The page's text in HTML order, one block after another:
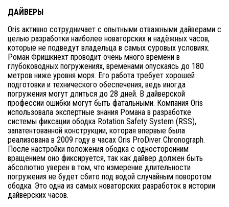
ДАЙВЕРЫ
Oris активно сотрудничает с опытными отважными дайверами с
целью разработки наиболее новаторских и надёжных часов,
которые не подведут владельца в самых суровых условиях.
Роман Фришкнехт проводит очень много времени в
глубоководных погружениях, временами опускаясь до 180
метров ниже уровня моря. Его работа требует хорошей
подготовки и технического обеспечения, ведь иногда
погружения могут длиться до 28 дней. В дайверской
профессии ошибки могут быть фатальными. Компания Oris
использовала экспертные знания Романа в разработке
системы фиксации ободка Rotation Safety System (RSS),
запатентованной конструкции, которая впервые была
реализована в 2009 году в часах Oris ProDiver Chronograph.
После настройки положения ободка с односторонним
вращением оно фиксируется, так как дайвер должен быть
абсолютно уверен в том, что измерение длительности
погружения не будет сбито под водой случайным поворотом
ободка. Это одна из самых новаторских разработок в истории
дайверских часов.